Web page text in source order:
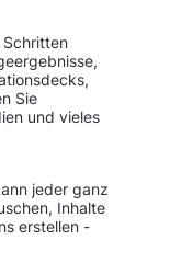
Schritten
Sie
und vieles
jeder ganz
Inhalte
erstellen -